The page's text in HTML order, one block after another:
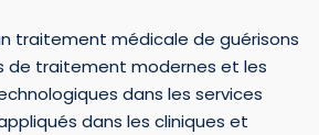
traitement médicale de guérisons
de traitement modernes et les
dans les services
dans les cliniques et